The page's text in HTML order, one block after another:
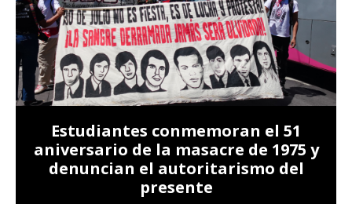
Estudiantes conmemoran el 51
aniversario de la masacre de 1975 y
denuncian el autoritarismo del
presente